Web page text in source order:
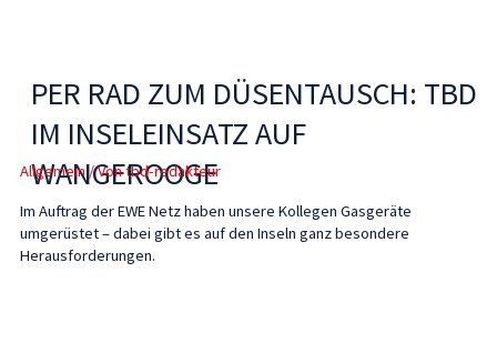
PER RAD ZUM DÜSENTAUSCH: TBD
IM INSELEINSATZ AUF
WANGEROOGE
Allgemein / Vontbd-redakteur
Im Auftrag der EWE Netz haben unsere Kollegen Gasgeräte
umgerüstet – dabei gibt es auf den Inseln ganz besondere
Herausforderungen.